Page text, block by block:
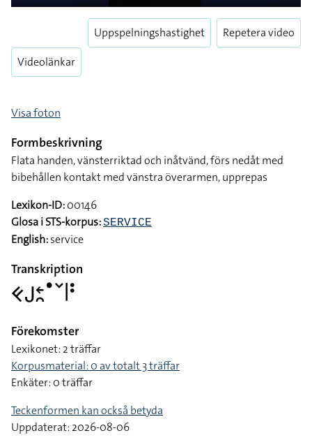
Play
Enter
Videolänkar
Uppspelningshastighet Repetera video
Visa foton
Formbeskrivning
Flata handen, vänsterriktad och inåtvänd, förs nedåt med
bibehållen kontakt med vänstra överarmen, upprepas
Lexikon-ID:00146
Glosa i STS-korpus:SERVICE
English:service
Transkription
􌤑􌤢􌥓􌥘􌤟􌥧􌥼􌥻
Förekomster
Lexikonet: 2 träffar
Korpusmaterial: 0 av totalt 3 träffar
Enkäter: 0 träffar
Teckenformen kan också betyda
Uppdaterat: 2026-08-06